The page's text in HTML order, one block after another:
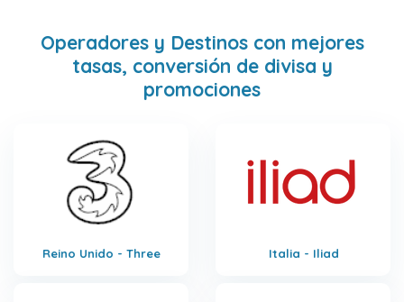
Operadores y Destinos con mejores
tasas, conversión de divisa y
promociones
Reino Unido - Three Italia - Iliad